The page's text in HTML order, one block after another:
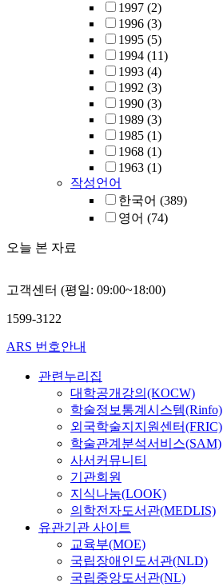
1997 (2)
1996 (3)
1995 (5)
1994 (11)
1993 (4)
1992 (3)
1990 (3)
1989 (3)
1985 (1)
1968 (1)
1963 (1)
작성언어
한국어 (389)
영어 (74)
오늘 본 자료
고객센터 (평일: 09:00~18:00)
1599-3122
ARS 번호안내
관련누리집
대학공개강의(KOCW)
학술정보통계시스템(Rinfo)
외국학술지지원센터(FRIC)
학술관계분석서비스(SAM)
사서커뮤니티
기관회원
지식나눔(LOOK)
의학전자도서관(MEDLIS)
유관기관 사이트
교육부(MOE)
국립장애인도서관(NLD)
국립중앙도서관(NL)